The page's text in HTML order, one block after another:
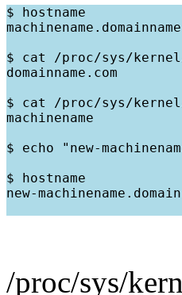
$ hostname
$ cat /proc/sys/kernel/
domainname.com
$ cat /proc/sys/kernel/
machinename
$ echo "new-
$ hostname
new-
/proc/sys/